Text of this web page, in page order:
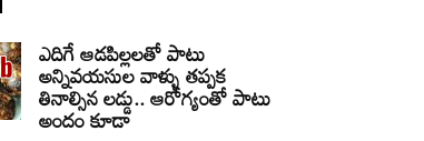
ఎదిగే ఆడపిల్లలతో పాటు
అన్నివయసుల వాళ్ళు తప్పక
తినాల్సిన లడ్డు.. ఆరోగ్యంతో పాటు
అందం కూడా